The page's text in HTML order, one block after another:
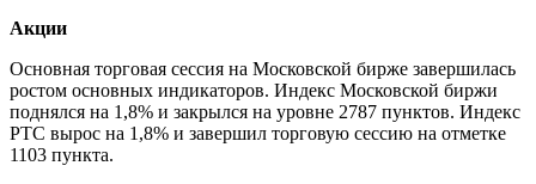
Акции
Основная торговая сессия на Московской бирже завершилась
ростом основных индикаторов. Индекс Московской биржи
поднялся на 1,8% и закрылся на уровне 2787 пунктов. Индекс
РТС вырос на 1,8% и завершил торговую сессию на отметке
1103 пункта.